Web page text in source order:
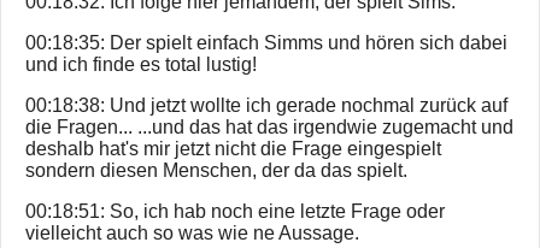
00:18:35: Der spielt einfach Simms und hören sich dabei
und ich finde es total lustig!
00:18:38: Und jetzt wollte ich gerade nochmal zurück auf
die Fragen... ...und das hat das irgendwie zugemacht und
deshalb hat's mir jetzt nicht die Frage eingespielt
sondern diesen Menschen, der da das spielt.
00:18:51: So, ich hab noch eine letzte Frage oder
vielleicht auch so was wie ne Aussage.